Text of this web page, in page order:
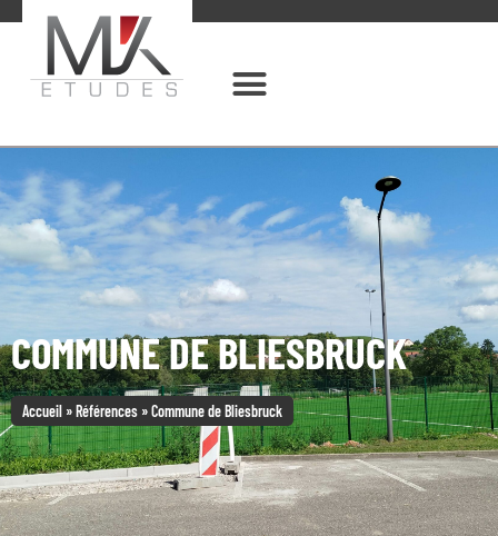
COMMUNE DE BLIESBRUCK
Accueil »Références »Commune de Bliesbruck